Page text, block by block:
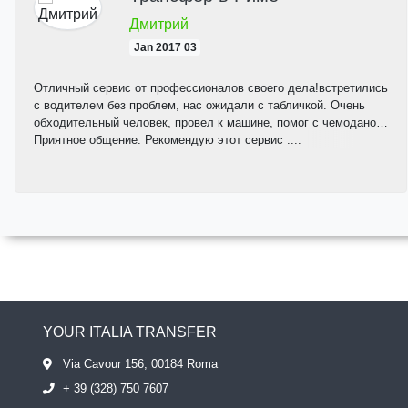
Дмитрий
03 Jan 2017
Отличный сервис от профессионалов своего дела!встретились
с водителем без проблем, нас ожидали с табличкой. Очень
обходительный человек, провел к машине, помог с чемоданом.
Приятное общение. Рекомендую этот сервис ....
YOUR ITALIA TRANSFER
Via Cavour 156, 00184 Roma
+ 39 (328) 750 7607